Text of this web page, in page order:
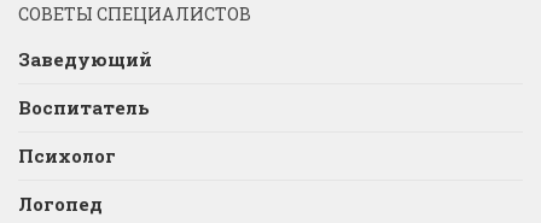
СОВЕТЫ СПЕЦИАЛИСТОВ
Заведующий
Воспитатель
Психолог
Логопед